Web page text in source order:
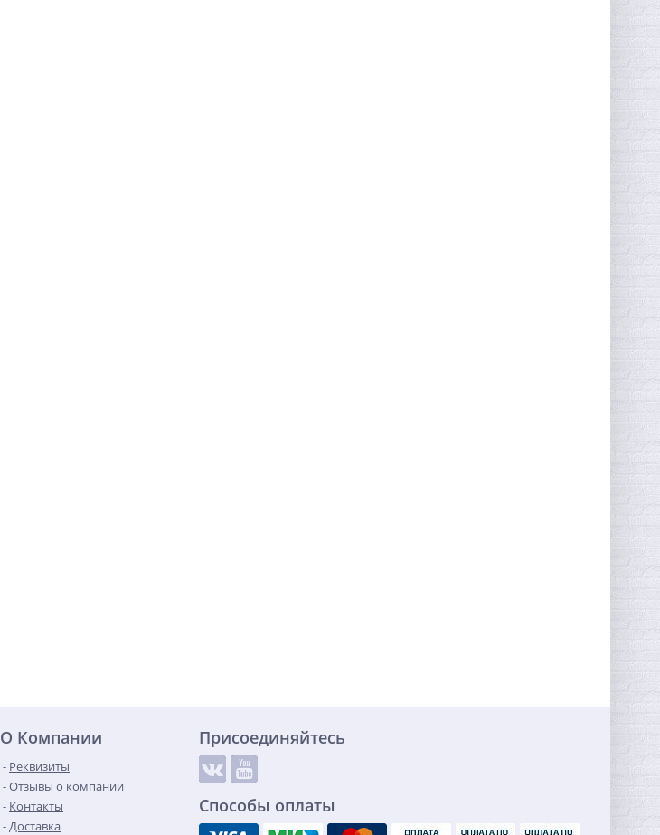
О Компании
Реквизиты
Отзывы о компании
Контакты
Доставка
Присоединяйтесь
Способы оплаты